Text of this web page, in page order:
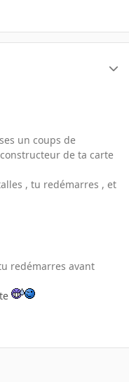
un coups de
de ta carte
, tu redémarres , et
redémarres avant